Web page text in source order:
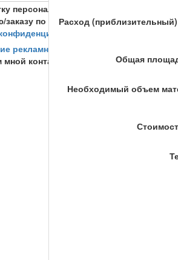
персональных данных и сервисные
по указанным мной контактным
рекламной информации
мной контактным данным. Можно
Расход
Общая
Необходимый объем